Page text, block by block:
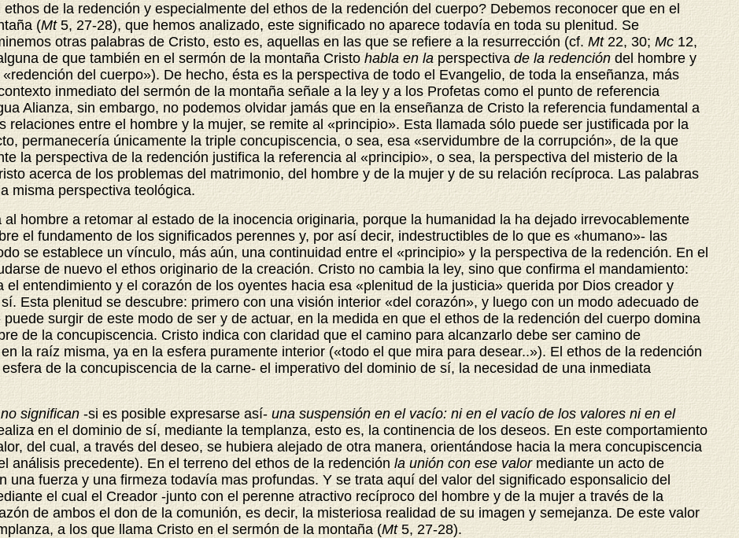
de la redención y especialmente del ethos de la redención del cuerpo? Debemos reconocer que en el
(Mt5, 27-28), que hemos analizado, este significado no aparece todavía en toda su plenitud. Se
otras palabras de Cristo, esto es, aquellas en las que se refiere a la resurrección (cf. Mt 22, 30; Mc12,
de que también en el sermón de la montaña Cristohabla en la perspectiva de la redencióndel hombre y
del cuerpo»). De hecho, ésta es la perspectiva de todo el Evangelio, de toda la enseñanza, más
inmediato del sermón de la montaña señale a la ley y a los Profetas como el punto de referencia
Alianza, sin embargo, no podemos olvidar jamás que en la enseñanza de Cristo la referencia fundamental a
relaciones entre el hombre y la mujer, se remite al «principio». Esta llamada sólo puede ser justificada por la
permanecería únicamente la triple concupiscencia, o sea, esa «servidumbre de la corrupción», de la que
la perspectiva de la redención justifica la referencia al «principio», o sea, la perspectiva del misterio de la
acerca de los problemas del matrimonio, del hombre y de la mujer y de su relación recíproca. Las palabras
misma perspectiva teológica.
hombre a retomar al estado de la inocencia originaria, porque la humanidad la ha dejado irrevocablemente
el fundamento de los significados perennes y, por así decir, indestructibles de lo que es «humano»- las
se establece un vínculo, más aún, una continuidad entre el «principio» y la perspectiva de la redención. En el
de nuevo el ethos originario de la creación. Cristo no cambia la ley, sino que confirma el mandamiento:
entendimiento y el corazón de los oyentes hacia esa «plenitud de la justicia» querida por Dios creador y
Esta plenitud se descubre: primero con una visión interior «del corazón», y luego con un modo adecuado de
surgir de este modo de ser y de actuar, en la medida en que el ethos de la redención del cuerpo domina
de la concupiscencia. Cristo indica con claridad que el camino para alcanzarlo debe ser camino de
la raíz misma, ya en la esfera puramente interior («todo el que mira para desear..»). El ethos de la redención
de la concupiscencia de la carne- el imperativo del dominio de sí, la necesidad de una inmediata
significan -si es posible expresarse así- una suspensión en el vacío: ni en el vacío de los valores ni en el
en el dominio de sí, mediante la templanza, esto es, la continencia de los deseos. En este comportamiento
del cual, a través del deseo, se hubiera alejado de otra manera, orientándose hacia la mera concupiscencia
análisis precedente). En el terreno del ethos de la redención la unión con ese valormediante un acto de
una fuerza y una firmeza todavía mas profundas. Y se trata aquí del valor del significado esponsalicio del
el cual el Creador -junto con el perenne atractivo recíproco del hombre y de la mujer a través de la
de ambos el don de la comunión, es decir, la misteriosa realidad de su imagen y semejanza. De este valor
a los que llama Cristo en el sermón de la montaña (Mt5, 27-28).